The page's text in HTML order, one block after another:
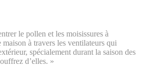
le pollen et les moisissures à
maison à travers les ventilateurs qui
spécialement durant la saison des
d’elles. »